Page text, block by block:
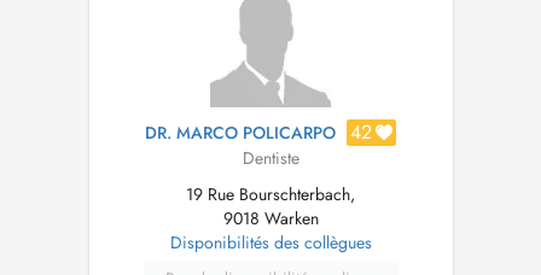
DR. MARCO POLICARPO 42
Dentiste
19 Rue Bourschterbach,
9018 Warken
Disponibilités des collègues